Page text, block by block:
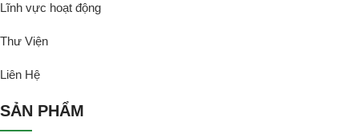
Lĩnh vực hoạt động
Thư Viện
Liên Hệ
SẢN PHẨM